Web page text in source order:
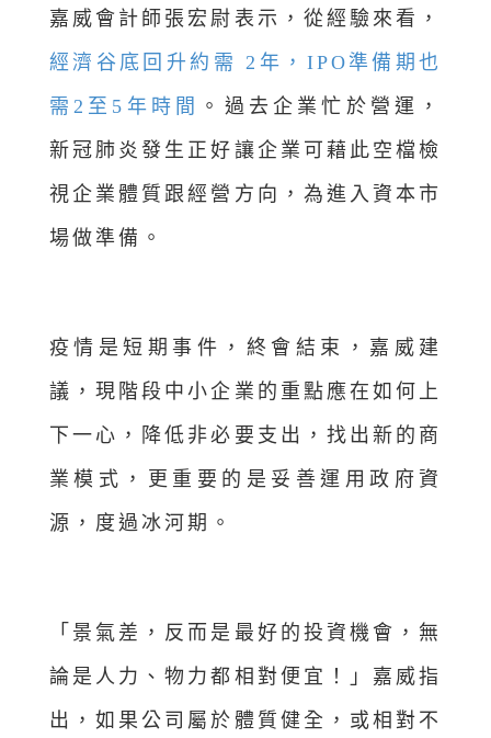
嘉威會計師張宏尉表示，從經驗來看，
經濟谷底回升約需 2年，IPO準備期也
需2至5年時間
。過去企業忙於營運，
新冠肺炎發生正好讓企業可藉此空檔檢
視企業體質跟經營方向，為進入資本市
場做準備。
疫情是短期事件，終會結束，嘉威建
議，現階段中小企業的重點應在如何上
下一心，降低非必要支出，找出新的商
業模式，更重要的是妥善運用政府資
源，度過冰河期。
「景氣差，反而是最好的投資機會，無
論是人力、物力都相對便宜！」嘉威指
出，如果公司屬於體質健全，或相對不